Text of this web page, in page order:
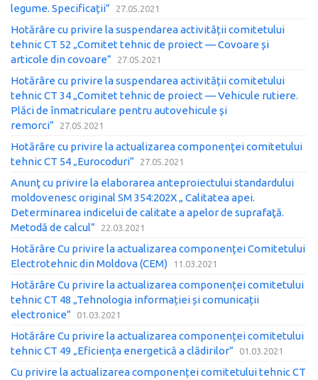
legume. Specificații”
27.05.2021
Hotărâre cu privire la suspendarea activității comitetului
tehnic CT 52 „Comitet tehnic de proiect — Covoare și
articole din covoare”
27.05.2021
Hotărâre cu privire la suspendarea activității comitetului
tehnic CT 34 „Comitet tehnic de proiect — Vehicule rutiere.
Plăci de înmatriculare pentru autovehicule și
remorci”
27.05.2021
Hotărâre cu privire la actualizarea componenței comitetului
tehnic CT 54 „Eurocoduri”
27.05.2021
Anunţ cu privire la elaborarea anteproiectului standardului
moldovenesc original SM 354:202X „ Calitatea apei.
Determinarea indicelui de calitate a apelor de suprafaţă.
Metodă de calcul”
22.03.2021
Hotărâre Cu privire la actualizarea componenței Comitetului
Electrotehnic din Moldova (CEM)
11.03.2021
Hotărâre Cu privire la actualizarea componenței comitetului
tehnic CT 48 „Tehnologia informației și comunicații
electronice”
01.03.2021
Hotărâre Cu privire la actualizarea componenței comitetului
tehnic CT 49 „Eficiența energetică a clădirilor”
01.03.2021
Cu privire la actualizarea componenței comitetului tehnic CT